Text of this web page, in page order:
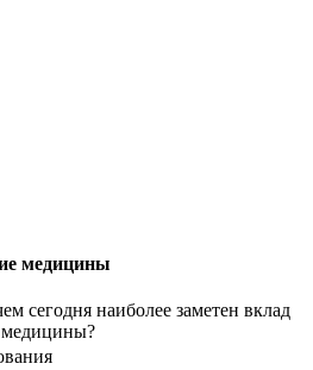
медицины
сегодня наиболее заметен вклад